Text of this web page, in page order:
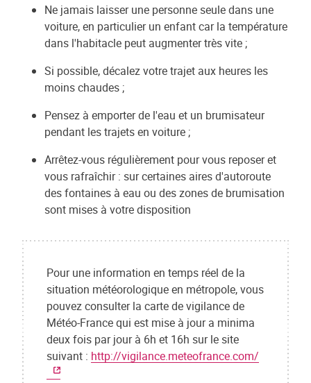
Ne jamais laisser une personne seule dans une
voiture, en particulier un enfant car la température
dans l'habitacle peut augmenter très vite ;
Si possible, décalez votre trajet aux heures les
moins chaudes ;
Pensez à emporter de l'eau et un brumisateur
pendant les trajets en voiture ;
Arrêtez-vous régulièrement pour vous reposer et
vous rafraîchir : sur certaines aires d'autoroute
des fontaines à eau ou des zones de brumisation
sont mises à votre disposition
Pour une information en temps réel de la
situation météorologique en métropole, vous
pouvez consulter la carte de vigilance de
Météo-France qui est mise à jour a minima
deux fois par jour à 6h et 16h sur le site
suivant : http://vigilance.meteofrance.com/